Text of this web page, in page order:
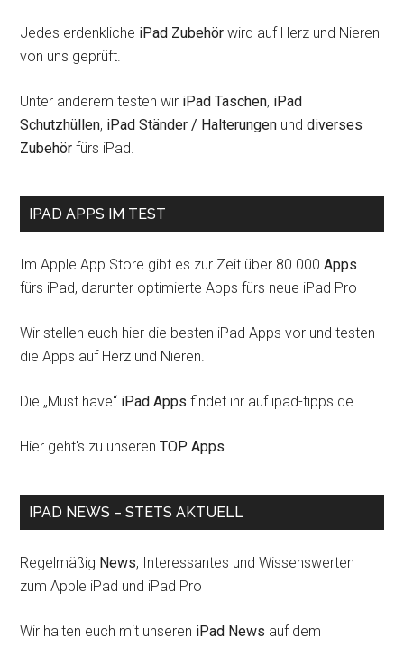
Jedes erdenkliche iPad Zubehör wird auf Herz und Nieren
von uns geprüft.
Unter anderem testen wir iPad Taschen, iPad
Schutzhüllen, iPad Ständer / Halterungen unddiverses
Zubehör fürs iPad.
IPAD APPS IM TEST
Im Apple App Store gibt es zur Zeit über 80.000Apps
fürs iPad, darunter optimierte Apps fürs neue iPad Pro
Wir stellen euch hier die besten iPad Apps vor und testen
die Apps auf Herz und Nieren.
Die „Must have“ iPad Apps findet ihr auf ipad-tipps.de.
Hier geht's zu unserenTOP Apps.
IPAD NEWS – STETS AKTUELL
Regelmäßig News, Interessantes und Wissenswerten
zum Apple iPad und iPad Pro
Wir halten euch mit unseren iPad News auf dem